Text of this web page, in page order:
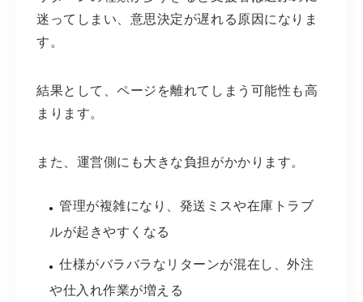
迷ってしまい、意思決定が遅れる原因になりま
す。
結果として、ページを離れてしまう可能性も高
まります。
また、運営側にも大きな負担がかかります。
管理が複雑になり、発送ミスや在庫トラブ
ルが起きやすくなる
仕様がバラバラなリターンが混在し、外注
や仕入れ作業が増える